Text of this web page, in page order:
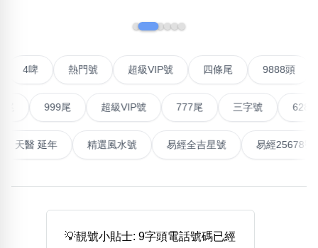
清除全部分類
搜尋
無5字
多8字 9888頭 二字號
三字號
熱門號 超級VIP號 四條尾 9888
999尾 超級VIP號 777尾 三字號 6288頭
能量生氣 天醫 延年 精選風水號 易經全吉星號 易經
💡靚號小貼士: 9字頭電話號碼已經